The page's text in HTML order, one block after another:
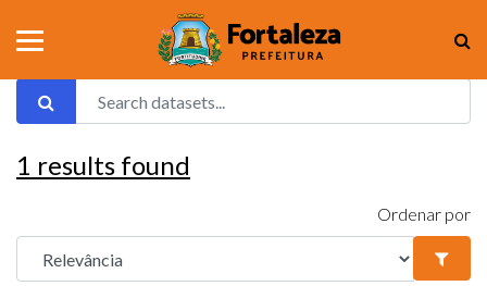
1 results found
Ordenar por